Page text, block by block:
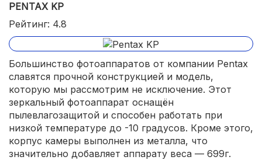
PENTAX KP
Рейтинг: 4.8
Большинство фотоаппаратов от компании Pentax
славятся прочной конструкцией и модель,
которую мы рассмотрим не исключение. Этот
зеркальный фотоаппарат оснащён
пылевлагозащитой и способен работать при
низкой температуре до -10 градусов. Кроме этого,
корпус камеры выполнен из металла, что
значительно добавляет аппарату веса — 699г.